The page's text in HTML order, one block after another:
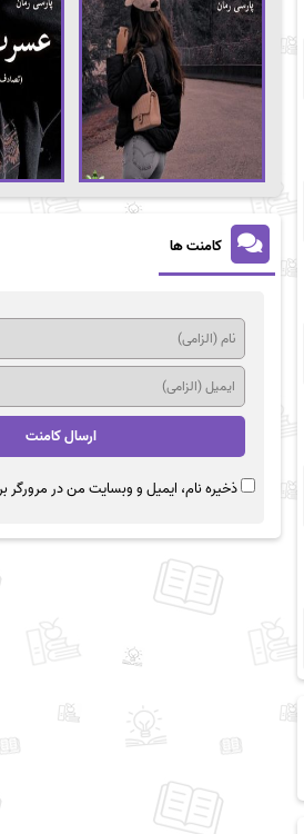
کامنت ها
ذخیره نام، ایمیل و وبسایت من در مرورگر